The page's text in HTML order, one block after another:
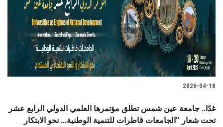
2026-04-18
غدًا.. جامعة عين شمس تطلق مؤتمرها العلمي الدولي الرابع عشر
تحت شعار "الجامعات قاطرات للتنمية الوطنية... نحو الابتكار